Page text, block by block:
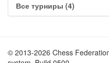
Все турниры (4)
© 2013-2026 Chess